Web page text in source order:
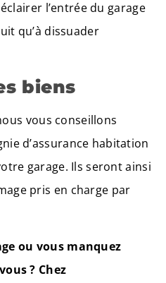
l’entrée du garage
qu’à dissuader
biens
vous conseillons
d’assurance habitation
garage. Ils seront ainsi
pris en charge par
ou vous manquez
? Chez